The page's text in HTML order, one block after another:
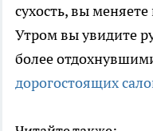
сухость, вы
Утром вы увидите
более
дорогостоящих